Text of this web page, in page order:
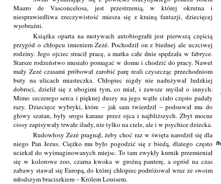
Mauro de Vasconcelosa, jest przestrzenią, w której okrutna i
niesprawiedliwa rzeczywistość miesza się z krainą fantazji, dziecięcej
wyobraźni.
Książka oparta na motywach autobiografii jest pierwszą częścią
przygód o chłopcu imieniem Zezé. Pochodził on z biednej ale uczciwej
rodziny. Jego ojciec stracił pracę, a matka całe dnie spędzała w fabryce.
Starsze rodzeństwo musiało pomagać w domu i chodzić do pracy. Nawet
mały Zezé czasami próbował zarobić parę reali czyszcząc przechodniom
buty na ulicach miasteczka. Chłopiec nigdy nie nadużywał ludzkiej
dobroci, dzielił się z ubogimi tym, co miał, i zawsze myślał o innych.
Mimo szczerego serca i pięknej duszy na jego wątłe ciało często padały
razy. Dziecięce wybryki, które – jak sam twierdził – podsuwał mu do
głowy szatan, były srogo karane przez ojca i najbliższych. Zbyt mocne
ciosy zapisywały trwałe ślady, nie tylko na ciele, ale i w psychice dziecka.
Rudowłosy Zezé pragnął, żeby choć raz w święta narodził się dla
niego Pan Jezus. Ciężko mu było pogodzić się z biedą, dlatego często
uciekał do wyimaginowanych miejsc. To tam zwykły kurnik przemieniał
się w kolorowe zoo, czarna kwoka w groźną panterę, a ogród na czas
zabawy stawał się Europą, do której chłopiec podróżował wraz ze swoim
młodszym braciszkiem – Królem Louisem.
/